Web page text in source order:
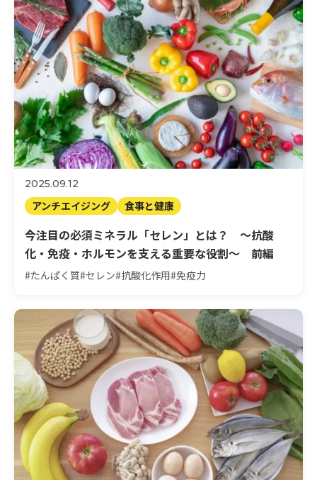
2025.09.12
アンチエイジング 食事と健康
今注目の必須ミネラル「セレン」とは？ 〜抗酸
化・免疫・ホルモンを支える重要な役割〜 前編
#たんぱく質#セレン#抗酸化作用#免疫力